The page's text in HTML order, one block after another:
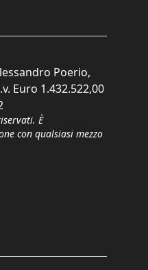
Poerio,
Euro 1.432.522,00
È
con qualsiasi mezzo